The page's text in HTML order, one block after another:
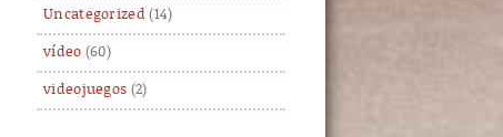
Uncategorized(14)
vídeo (60)
videojuegos (2)